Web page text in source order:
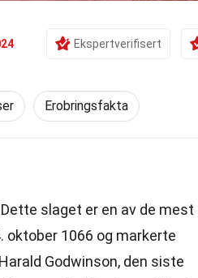
Ekspertverifisert
Erobringsfakta
Dette slaget er en av de mest
oktober 1066 og markerte
Godwinson, den siste